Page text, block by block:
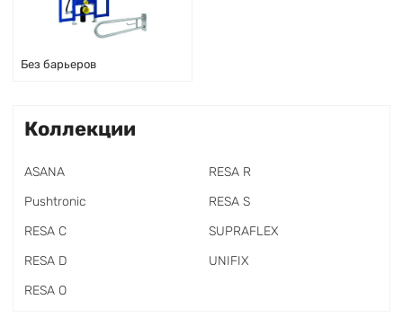
Без барьеров
Коллекции
ASANA
Pushtronic
RESA C
RESA D
RESA O
RESA R
RESA S
SUPRAFLEX
UNIFIX